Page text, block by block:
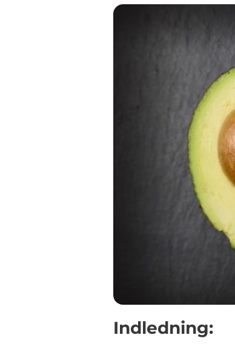
Indledning: